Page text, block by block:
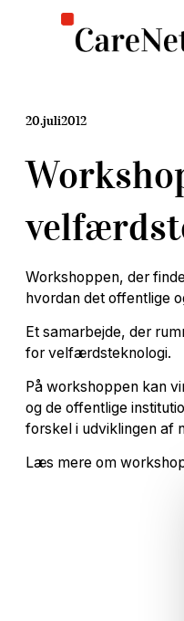
20.juli2012
Workshoppen, der
hvordan det offentlige
Et samarbejde, der
for velfærdsteknologi.
På workshoppen kan
og de offentlige
forskel i udviklingen af
Læs mere om